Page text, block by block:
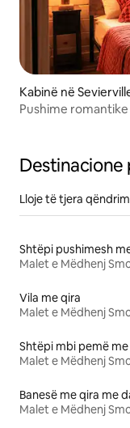
Kabinë në
Pushime romantike
Destinacione
Lloje të tjera
Shtëpi pushimesh
Malet e Mëdhenj
Vila me qira
Malet e Mëdhenj
Shtëpi mbi pemë me
Malet e Mëdhenj
Malet e Mëdhenj